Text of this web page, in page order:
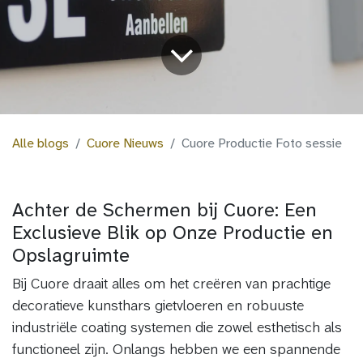
Alle blogs Cuore Nieuws Cuore Productie Foto sessie
Achter de Schermen bij Cuore: Een
Exclusieve Blik op Onze Productie en
Opslagruimte
Bij Cuore draait alles om het creëren van prachtige
decoratieve kunsthars gietvloeren en robuuste
industriële coating systemen die zowel esthetisch als
functioneel zijn. Onlangs hebben we een spannende